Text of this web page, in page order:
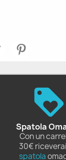
Spatola
Con un
30€
spatola